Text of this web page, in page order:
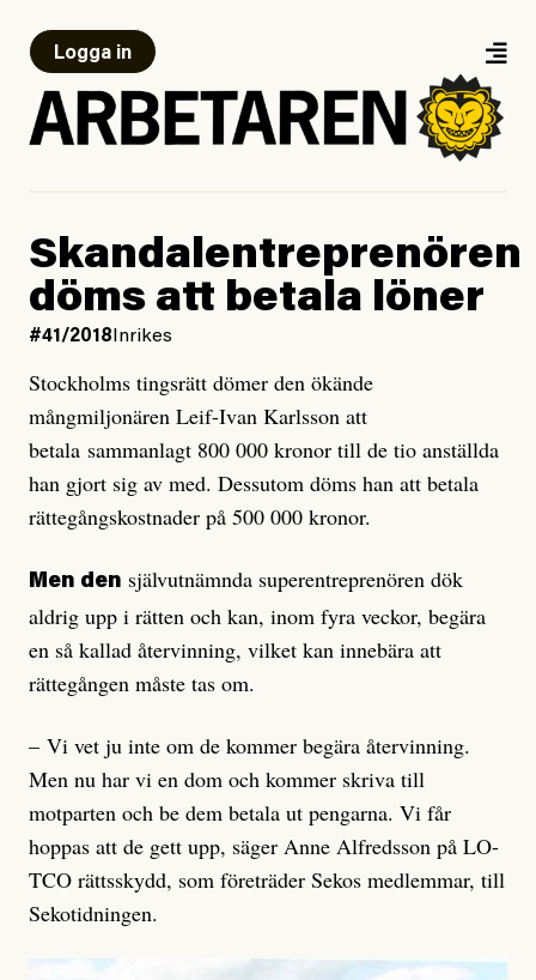
Logga in
Skandalentreprenören
döms att betala löner
#41/2018Inrikes
Stockholms tingsrätt dömer den ökände
mångmiljonären Leif-Ivan Karlsson att
betala sammanlagt 800 000 kronor till de tio anställda
han gjort sig av med. Dessutom döms han att betala
rättegångskostnader på 500 000 kronor.
Men den självutnämnda superentreprenören dök
aldrig upp i rätten och kan, inom fyra veckor, begära
en så kallad återvinning, vilket kan innebära att
rättegången måste tas om.
– Vi vet ju inte om de kommer begära återvinning.
Men nu har vi en dom och kommer skriva till
motparten och be dem betala ut pengarna. Vi får
hoppas att de gett upp, säger Anne Alfredsson på LO-
TCO rättsskydd, som företräder Sekos medlemmar, till
Sekotidningen.